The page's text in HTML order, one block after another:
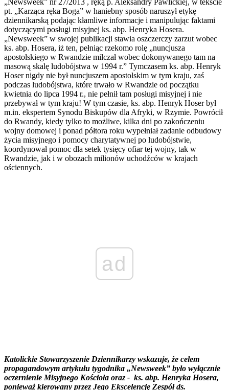
„Newsweek” nr 27/2013 , ręką p. Aleksandry Pawlickiej, w tekście
pt. „Karząca ręka Boga” w haniebny sposób naruszył etykę
dziennikarską podając kłamliwe informacje i manipulując faktami
dotyczącymi posługi misyjnej ks. abp. Henryka Hosera.
„Newsweek” w swojej publikacji stawia oszczerczy zarzut wobec
ks. abp. Hosera, iż ten, pełniąc rzekomo rolę „nuncjusza
apostolskiego w Rwandzie milczał wobec dokonywanego tam na
masową skalę ludobójstwa w 1994 r.” Tymczasem ks. abp. Henryk
Hoser nigdy nie był nuncjuszem apostolskim w tym kraju, zaś
podczas ludobójstwa, które trwało w Rwandzie od początku
kwietnia do lipca 1994 r., nie pełnił tam posługi misyjnej i nie
przebywał w tym kraju! W tym czasie, ks. abp. Henryk Hoser był
m.in. ekspertem Synodu Biskupów dla Afryki, w Rzymie. Powrócił
do Rwandy, kiedy tylko to możliwe, kilka dni po zakończeniu
wojny domowej i ponad półtora roku wypełniał zadanie odbudowy
życia misyjnego i pomocy charytatywnej po ludobójstwie,
koordynował pomoc dla setek tysięcy ofiar tej wojny, tak w
Rwandzie, jak i w obozach milionów uchodźców w krajach
ościennych.
ad
Katolickie Stowarzyszenie Dziennikarzy wskazuje, że celem
propagandowym artykułu tygodnika „Newsweek” było wyłącznie
oczernienie Misyjnego Kościoła oraz - ks. abp. Henryka Hosera,
ponieważ kierowany przez Jego Ekscelencję Zespół ds.